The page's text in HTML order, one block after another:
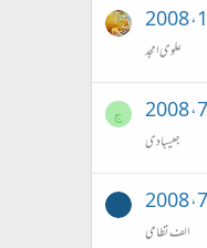
علوی امجد
جیسبادی
ج
الف نظامی